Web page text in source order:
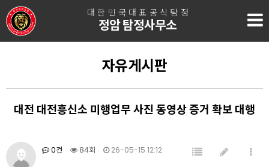
대한민국대표공식탐정
정암 탐정사무소
자유게시판
대전 대전흥신소 미행업무 사진 동영상 증거 확보 대행
0건 84회 26-05-15 12:12